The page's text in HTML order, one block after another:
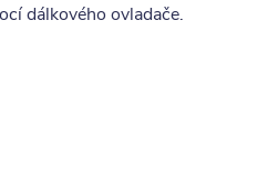
dálkového ovladače.